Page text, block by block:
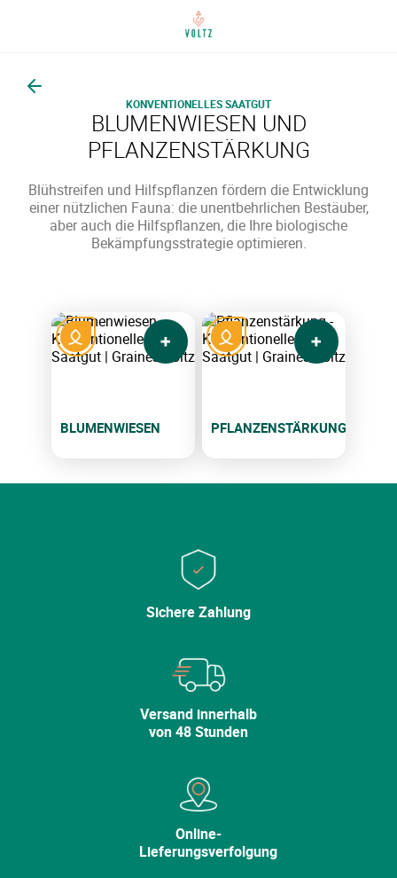
Zurück KONVENTIONELLES SAATGUT
BLUMENWIESEN UND
PFLANZENSTÄRKUNG
Blühstreifen und Hilfspflanzen fördern die Entwicklung
einer nützlichen Fauna: die unentbehrlichen Bestäuber,
aber auch die Hilfspflanzen, die Ihre biologische
Bekämpfungsstrategie optimieren.
BLUMENWIESEN PFLANZENSTÄRKUNG
Sichere Zahlung
Versand innerhalb
von 48 Stunden
Online-
Lieferungsverfolgung